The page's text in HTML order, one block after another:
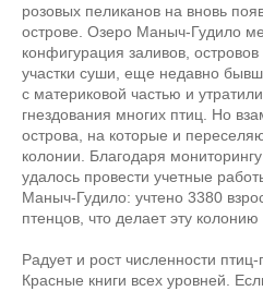
розовых пеликанов на вновь
острове. Озеро Маныч-Гудило
конфигурация заливов,
участки суши, еще недавно
с материковой частью и
гнездования многих птиц. Но
острова, на которые и
колонии. Благодаря
удалось провести учетные
Маныч-Гудило: учтено 3380
птенцов, что делает эту
Радует и рост численности
Красные книги всех уровней.